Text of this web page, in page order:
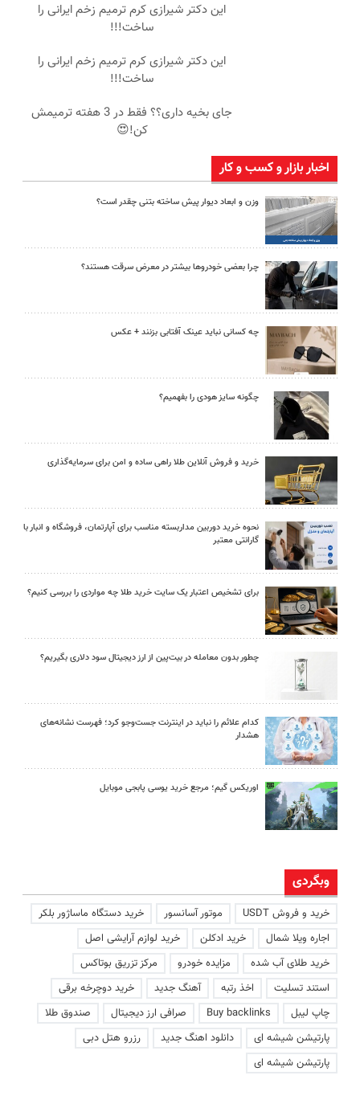
این دکتر شیرازی کرم ترمیم زخم ایرانی را
ساخت!!!
این دکتر شیرازی کرم ترمیم زخم ایرانی را
ساخت!!!
جای بخیه داری؟؟ فقط در 3 هفته ترمیمش
کن!😍
اخبار بازار و کسب و کار
وزن و ابعاد دیوار پیش ساخته بتنی چقدر است؟
چرا بعضی خودروها بیشتر در معرض سرقت هستند؟
چه کسانی نباید عینک آفتابی بزنند + عکس
چگونه سایز هودی را بفهمیم؟
خرید و فروش آنلاین طلا راهی ساده و امن برای سرمایه‌گذاری
نحوه خرید دوربین مداربسته مناسب برای آپارتمان، فروشگاه و انبار با
گارانتی معتبر
برای تشخیص اعتبار یک سایت خرید طلا چه مواردی را بررسی کنیم؟
چطور بدون معامله در بیت‌پین از ارز دیجیتال سود دلاری بگیریم؟
کدام علائم را نباید در اینترنت جست‌وجو کرد؛ فهرست نشانه‌های
هشدار
اوریکس گیم؛ مرجع خرید یوسی پابجی موبایل
وبگردی
خرید و فروش USDT موتور آسانسور
خرید دستگاه ماساژور بلکر
اجاره ویلا شمال
خرید ادکلن
خرید لوازم آرایشی اصل
خرید طلای آب شده
مزایده خودرو
مرکز تزریق بوتاکس
استند تسلیت
اخذ رتبه آهنگ جدید
خرید دوچرخه برقی
چاپ لیبل
Buy backlinks صرافی ارز دیجیتال
صندوق طلا
پارتیشن شیشه ای
دانلود اهنگ جدید
رزرو هتل دبی
پارتیشن شیشه ای